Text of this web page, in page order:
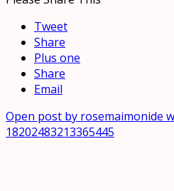
Tweet
Share
Plus one
Share
Email
Open post by rosemaimonide
18202483213365445